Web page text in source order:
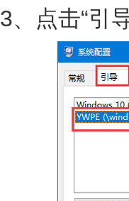
3、点击“引